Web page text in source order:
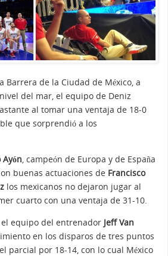
Barrera de la Ciudad de México, a
del mar, el equipo de Deniz
al tomar una ventaja de 18-0
que sorprendió a los
Ayón , campeón de Europa y de España
buenas actuaciones de Francisco
los mexicanos no dejaron jugar al
cuarto con una ventaja de 31-10.
equipo del entrenador Jeff Van
en los disparos de tres puntos
parcial por 18-14, con lo cual México